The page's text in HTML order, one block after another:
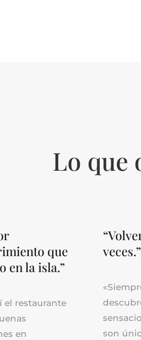
Lo que
que
en la isla.”
el restaurante
en
veces.”
son